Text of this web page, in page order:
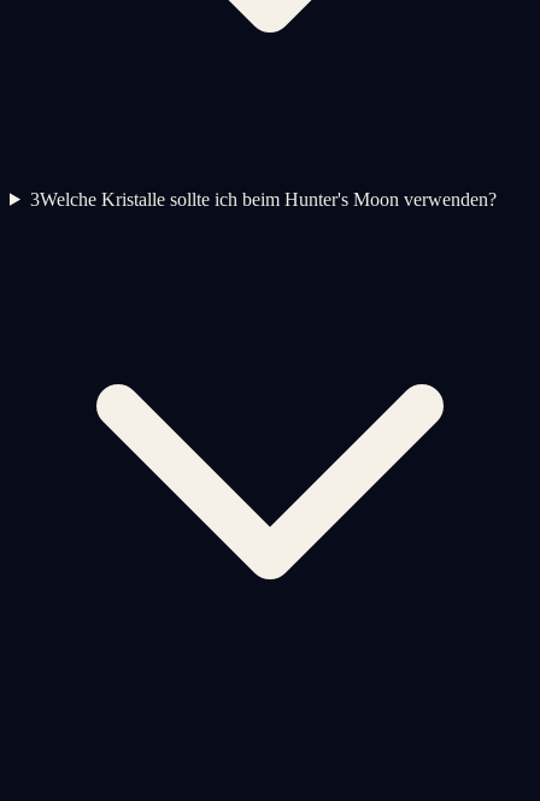
3Welche Kristalle sollte ich beim Hunter's Moon verwenden?